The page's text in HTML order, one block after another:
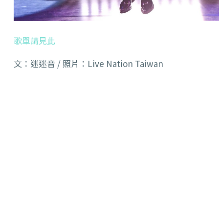
歌單請見此
文：迷迷音 / 照片：Live Nation Taiwan